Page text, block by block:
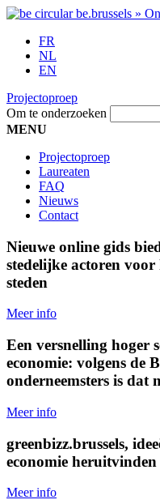
FR
NL
EN
Projectoproep
Om te onderzoeken
MENU
Projectoproep
Laureaten
FAQ
Nieuws
Contact
Nieuwe online gids
stedelijke actoren
steden
Meer info
Een versnelling hoger
economie: volgens de
onderneemsters is dat
Meer info
greenbizz.brussels,
economie heruitvinden
Meer info